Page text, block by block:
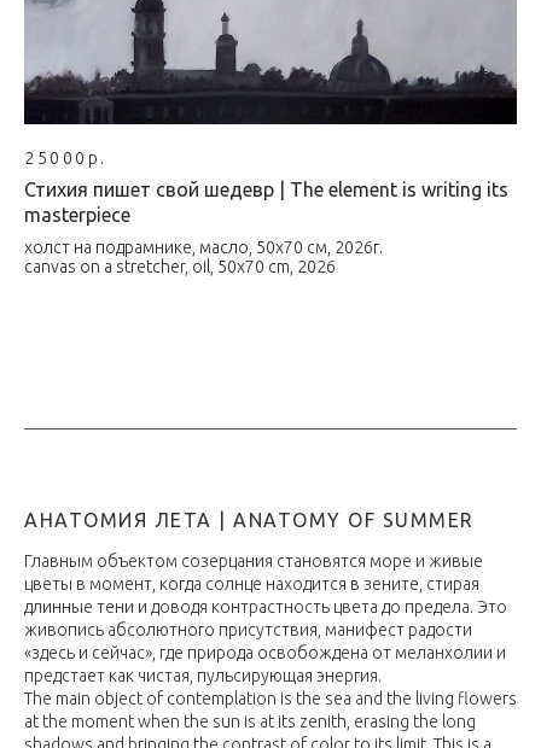
25000р.
Стихия пишет свой шедевр | The element is writing its
masterpiece
холст на подрамнике, масло, 50х70 см, 2026г.
canvas on a stretcher, oil, 50x70 cm, 2026
АНАТОМИЯ ЛЕТА | ANATOMY OF SUMMER
Главным объектом созерцания становятся море и живые
цветы в момент, когда солнце находится в зените, стирая
длинные тени и доводя контрастность цвета до предела. Это
живопись абсолютного присутствия, манифест радости
«здесь и сейчас», где природа освобождена от меланхолии и
предстает как чистая, пульсирующая энергия.
The main object of contemplation is the sea and the living flowers
at the moment when the sun is at its zenith, erasing the long